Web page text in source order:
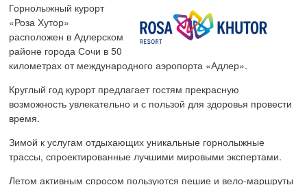
Горнолыжный курорт
«Роза Хутор»
расположен в Адлерском
районе города Сочи в 50
километрах от международного аэропорта «Адлер».
Круглый год курорт предлагает гостям прекрасную
возможность увлекательно и с пользой для здоровья провести
время.
Зимой к услугам отдыхающих уникальные горнолыжные
трассы, спроектированные лучшими мировыми экспертами.
Летом активным спросом пользуются пешие и вело-маршруты